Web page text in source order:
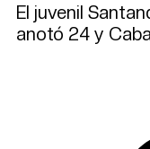
El juvenil
anotó 24 y